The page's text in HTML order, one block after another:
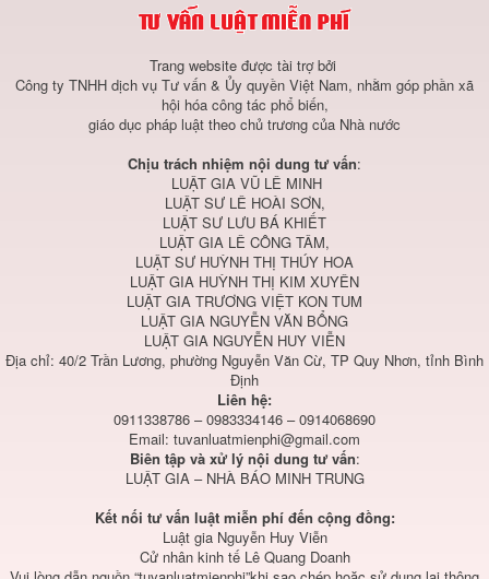
Trang website được tài trợ bởi
Công ty TNHH dịch vụ Tư vấn & Ủy quyền Việt Nam, nhằm góp phần xã
hội hóa công tác phổ biến,
giáo dục pháp luật theo chủ trương của Nhà nước
Chịu trách nhiệm nội dung tư vấn:
LUẬT GIA VŨ LÊ MINH
LUẬT SƯ LÊ HOÀI SƠN,
LUẬT SƯ LƯU BÁ KHIẾT
LUẬT GIA LÊ CÔNG TÂM,
LUẬT SƯ HUỲNH THỊ THÚY HOA
LUẬT GIA HUỲNH THỊ KIM XUYÊN
LUẬT GIA TRƯƠNG VIỆT KON TUM
LUẬT GIA NGUYỄN VĂN BỔNG
LUẬT GIA NGUYỄN HUY VIỄN
Địa chỉ: 40/2 Trần Lương, phường Nguyễn Văn Cừ, TP Quy Nhơn, tỉnh Bình
Định
Liên hệ:
0911338786 – 0983334146 – 0914068690
Email: tuvanluatmienphi@gmail.com
Biên tập và xử lý nội dung tư vấn:
LUẬT GIA – NHÀ BÁO MINH TRUNG
Kết nối tư vấn luật miễn phí đến cộng đồng:
Luật gia Nguyễn Huy Viễn
Cử nhân kinh tế Lê Quang Doanh